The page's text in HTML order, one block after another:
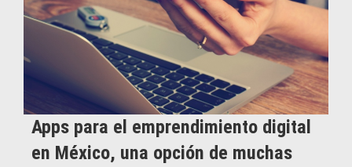
Apps para el emprendimiento digital
en México, una opción de muchas